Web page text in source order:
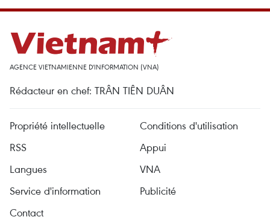
AGENCE VIETNAMIENNE D'INFORMATION (VNA)
Rédacteur en chef: TRÂN TIÊN DUÂN
Propriété intellectuelle
Conditions d'utilisation
RSS
Appui
Langues
VNA
Service d'information
Publicité
Contact